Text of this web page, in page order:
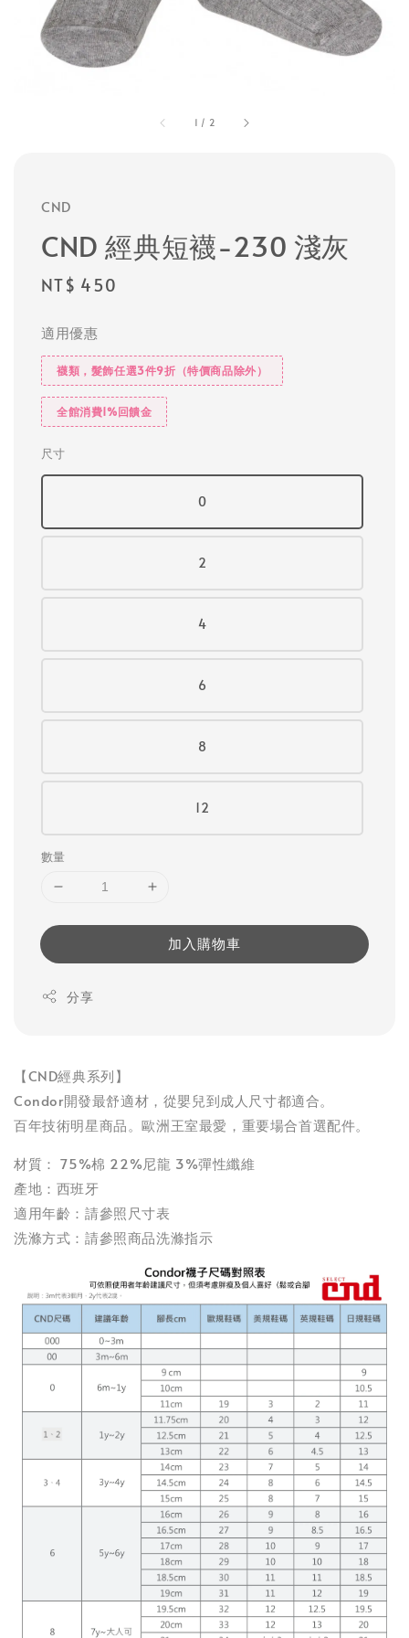
1 / 2
CND
CND 經典短襪-230 淺灰
Regular
NT$ 450
適用優惠
襪類，髮飾任選3件9折（特價商品除外）
全館消費1%回饋金
尺寸
0
2
4
6
8
12
數量
加入購物車
分享
【CND經典系列】
Condor開發最舒適材，從嬰兒到成人尺寸都適合。
百年技術明星商品。歐洲王室最愛，重要場合首選配件。
材質： 75%棉 22%尼龍 3%彈性纖維
產地：西班牙
適用年齡：請參照尺寸表
洗滌方式：請參照商品洗滌指示